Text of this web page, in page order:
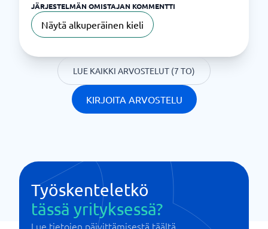
JÄRJESTELMÄN OMISTAJAN KOMMENTTI
Näytä alkuperäinen kieli
LUE KAIKKI ARVOSTELUT (7 TO)
KIRJOITA ARVOSTELU
Työskenteletkö
tässä yrityksessä?
Lue tietojen päivittämisestä täältä